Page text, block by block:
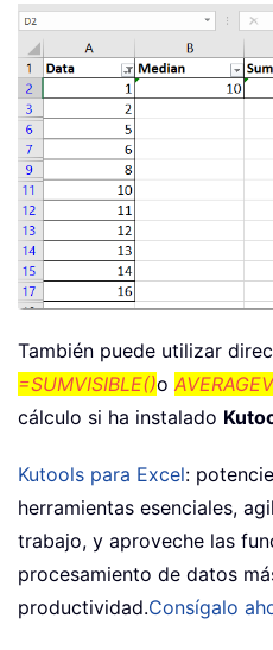
También puede utilizar
=SUMVISIBLE()o
cálculo si ha instalado
Kutools para Excel:
herramientas esenciales,
trabajo, y aproveche las
procesamiento de datos
productividad.Consígalo